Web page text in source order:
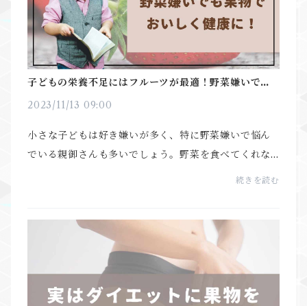
子どもの栄養不足にはフルーツが最適！野菜嫌いでも
2023/11/13 09:00
小さな子どもは好き嫌いが多く、特に野菜嫌いで悩ん
でいる親御さんも多いでしょう。野菜を食べてくれな
いと、栄養バランスも心配です。そんな野菜嫌いの子
続きを読む